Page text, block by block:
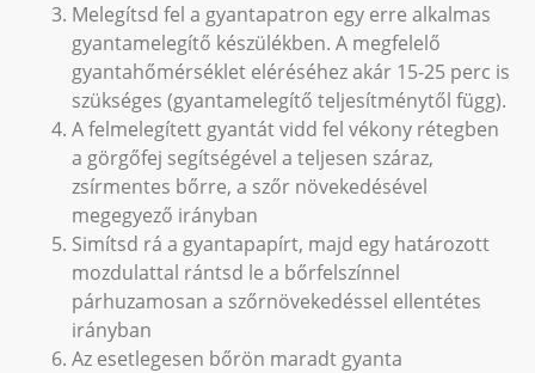
Melegítsd fel a gyantapatron egy erre alkalmas
gyantamelegítő készülékben. A megfelelő
gyantahőmérséklet eléréséhez akár 15-25 perc is
szükséges (gyantamelegítő teljesítménytől függ).
A felmelegített gyantát vidd fel vékony rétegben
a görgőfej segítségével a teljesen száraz,
zsírmentes bőrre, a szőr növekedésével
megegyező irányban
Simítsd rá a gyantapapírt, majd egy határozott
mozdulattal rántsd le a bőrfelszínnel
párhuzamosan a szőrnövekedéssel ellentétes
irányban
Az esetlegesen bőrön maradt gyanta